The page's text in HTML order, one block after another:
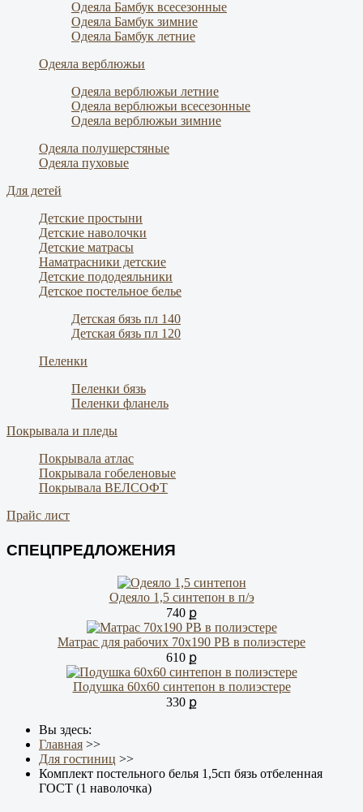
Одеяла Бамбук всесезонные
Одеяла Бамбук зимние
Одеяла Бамбук летние
Одеяла верблюжьи
Одеяла верблюжьи летние
Одеяла верблюжьи всесезонные
Одеяла верблюжьи зимние
Одеяла полушерстяные
Одеяла пуховые
Для детей
Детские простыни
Детские наволочки
Детские матрасы
Наматрасники детские
Детские пододеяльники
Детское постельное белье
Детская бязь пл 140
Детская бязь пл 120
Пеленки
Пеленки бязь
Пеленки фланель
Покрывала и пледы
Покрывала атлас
Покрывала гобеленовые
Покрывала ВЕЛСОФТ
Прайс лист
СПЕЦПРЕДЛОЖЕНИЯ
Одеяло 1,5 синтепон в п/э
740 ք
Матрас для рабочих 70х190 РВ в полиэстере
610 ք
Подушка 60х60 синтепон в полиэстере
330 ք
Вы здесь:
Главная >>
Для гостиниц >>
Комплект постельного белья 1,5сп бязь отбеленная
ГОСТ (1 наволочка)